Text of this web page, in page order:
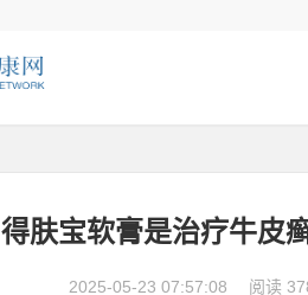
得肤宝软膏是治疗牛皮
2025-05-23 07:57:08 阅读